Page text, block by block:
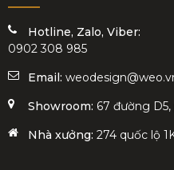
Hotline, Zalo, Viber:
0902 308 985
Email:
Showroom: 67 đường
Nhà xưởng: 274 quốc lộ